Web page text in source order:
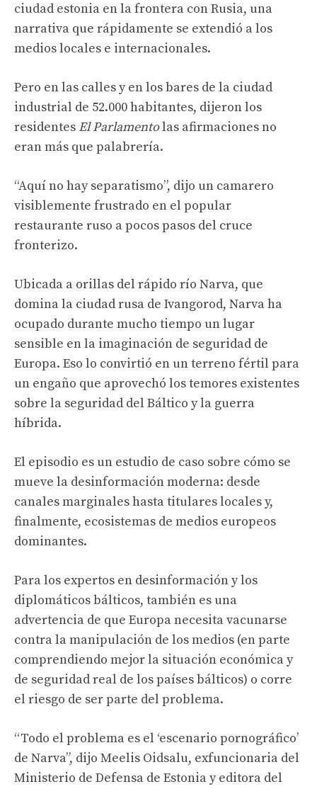
ciudad estonia en la frontera con Rusia, una
narrativa que rápidamente se extendió a los
medios locales e internacionales.
Pero en las calles y en los bares de la ciudad
industrial de 52.000 habitantes, dijeron los
residentes El Parlamentolas afirmaciones no
eran más que palabrería.
“Aquí no hay separatismo”, dijo un camarero
visiblemente frustrado en el popular
restaurante ruso a pocos pasos del cruce
fronterizo.
Ubicada a orillas del rápido río Narva, que
domina la ciudad rusa de Ivangorod, Narva ha
ocupado durante mucho tiempo un lugar
sensible en la imaginación de seguridad de
Europa. Eso lo convirtió en un terreno fértil para
un engaño que aprovechó los temores existentes
sobre la seguridad del Báltico y la guerra
híbrida.
El episodio es un estudio de caso sobre cómo se
mueve la desinformación moderna: desde
canales marginales hasta titulares locales y,
finalmente, ecosistemas de medios europeos
dominantes.
Para los expertos en desinformación y los
diplomáticos bálticos, también es una
advertencia de que Europa necesita vacunarse
contra la manipulación de los medios (en parte
comprendiendo mejor la situación económica y
de seguridad real de los países bálticos) o corre
el riesgo de ser parte del problema.
“Todo el problema es el ‘escenario pornográfico’
de Narva”, dijo Meelis Oidsalu, exfuncionaria del
Ministerio de Defensa de Estonia y editora del